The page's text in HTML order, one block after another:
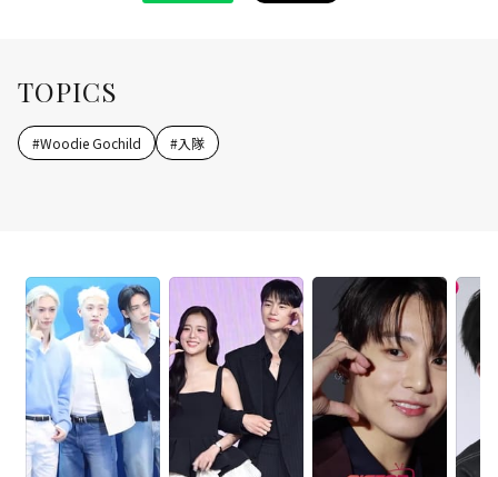
TOPICS
#Woodie Gochild #入隊